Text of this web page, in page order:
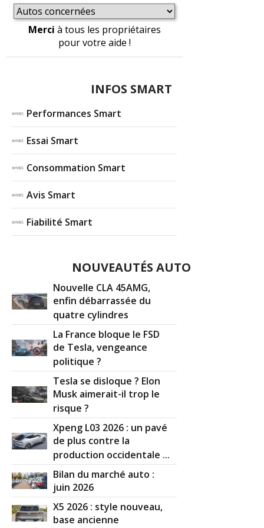
Merci à tous les propriétaires
pour votre aide !
INFOS SMART
Performances Smart
Essai Smart
Consommation Smart
Avis Smart
Fiabilité Smart
NOUVEAUTÉS AUTO
Nouvelle CLA 45AMG,
enfin débarrassée du
quatre cylindres
La France bloque le FSD
de Tesla, vengeance
politique ?
Tesla se disloque ? Elon
Musk aimerait-il trop le
risque ?
Xpeng L03 2026 : un pavé
de plus contre la
production occidentale ...
Bilan du marché auto :
juin 2026
X5 2026 : style nouveau,
base ancienne